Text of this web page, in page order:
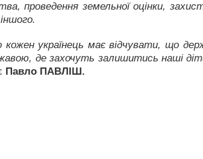
проведення земельної оцінки,
українець має відчувати, що
де захочуть залишитись наші
Павло ПАВЛІШ.